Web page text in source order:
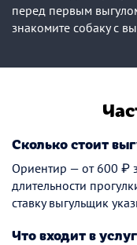
перед первым
знакомите собаку с
Сколько стоит
Ориентир — от 600 ₽
длительности
ставку выгульщик
Что входит в